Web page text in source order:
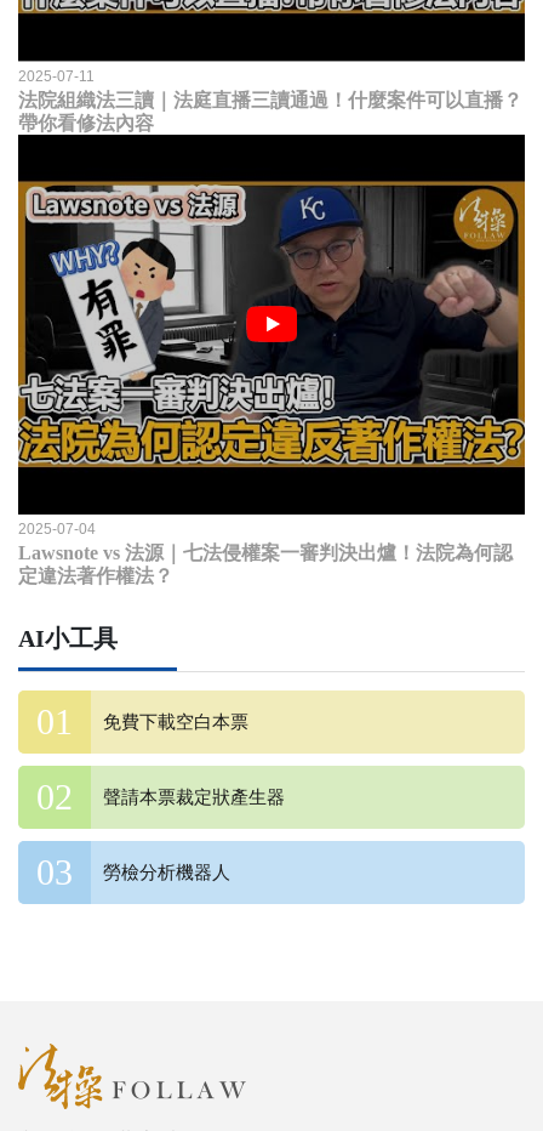
2025-07-11
法院組織法三讀｜法庭直播三讀通過！什麼案件可以直播？
帶你看修法內容
2025-07-04
Lawsnote vs 法源｜七法侵權案一審判決出爐！法院為何認
定違法著作權法？
AI小工具
免費下載空白本票
聲請本票裁定狀產生器
勞檢分析機器人